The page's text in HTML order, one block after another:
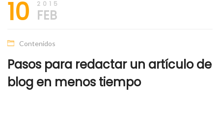
10 2015
FEB
Contenidos
Pasos para redactar un artículo de
blog en menos tiempo